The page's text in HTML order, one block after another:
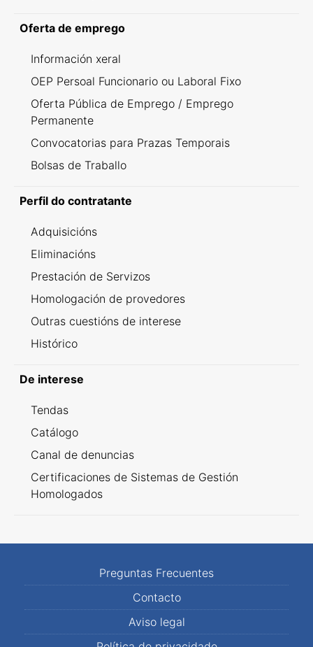
Oferta de emprego
Información xeral
OEP Persoal Funcionario ou Laboral Fixo
Oferta Pública de Emprego / Emprego
Permanente
Convocatorias para Prazas Temporais
Bolsas de Traballo
Perfil do contratante
Adquisicións
Eliminacións
Prestación de Servizos
Homologación de provedores
Outras cuestións de interese
Histórico
De interese
Tendas
Catálogo
Canal de denuncias
Certificaciones de Sistemas de Gestión
Homologados
Preguntas Frecuentes
Contacto
Aviso legal